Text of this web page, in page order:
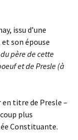
issu d’une
son épouse
père de cette
et de Presle (à
titre de Presle –
plus
Constituante.